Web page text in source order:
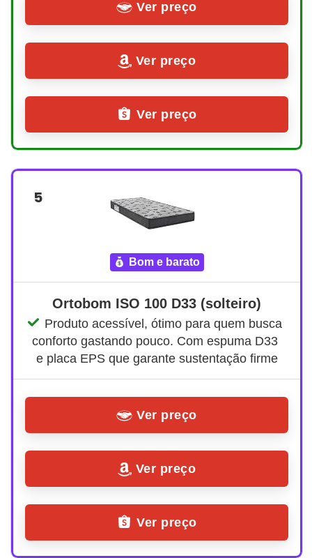
Ver preço
Ver preço
Ver preço
5
bom e barato
Ortobom ISO 100 D33 (solteiro)
Produto acessível, ótimo para quem busca
conforto gastando pouco. Com espuma D33
e placa EPS que garante sustentação firme
Ver preço
Ver preço
Ver preço